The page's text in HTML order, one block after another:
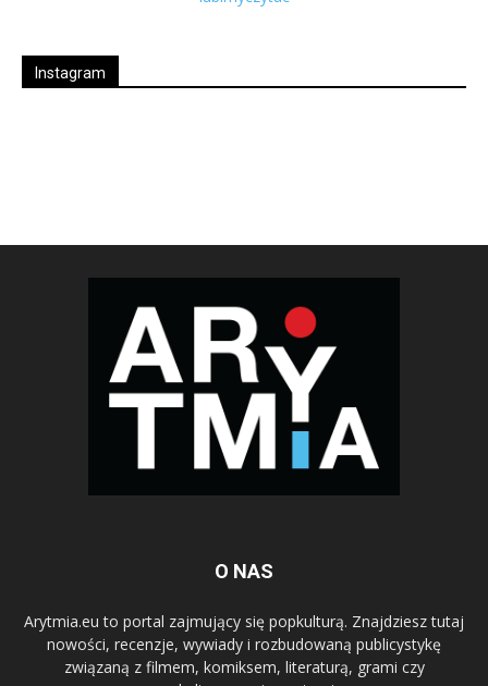
Instagram
O NAS
Arytmia.eu to portal zajmujący się popkulturą. Znajdziesz tutaj
nowości, recenzje, wywiady i rozbudowaną publicystykę
związaną z filmem, komiksem, literaturą, grami czy